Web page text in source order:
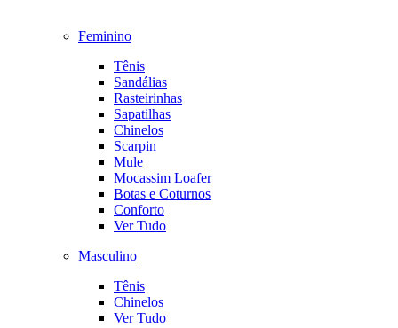
Feminino
Tênis
Sandálias
Rasteirinhas
Sapatilhas
Chinelos
Scarpin
Mule
Mocassim Loafer
Botas e Coturnos
Conforto
Ver Tudo
Masculino
Tênis
Chinelos
Ver Tudo